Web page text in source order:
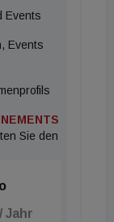
zur
Events
Events
Sie den
Jahr